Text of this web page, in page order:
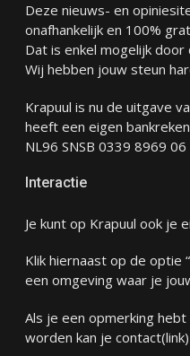
Deze nieuws- en
onafhankelijk en 100%
Dat is enkel mogelijk
Wij hebben jouw steun
Krapuul is nu de uitgave
heeft een eigen
NL96 SNSB 0339 8969
Interactie
Je kunt op Krapuul ook je
Klik hiernaast op de optie
een omgeving waar je
Als je een opmerking
worden kan je contact